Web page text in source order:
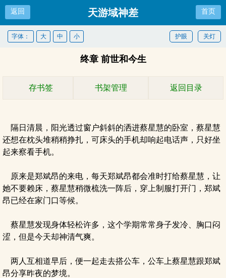
返回 天游域神差 首页
关灯
护眼
字体： 大 中 小
终章 前世和今生
存书签 书架管理 返回目录
隔日清晨，阳光透过窗户斜斜的洒进蔡星慧的卧室，蔡星慧
还想在枕头堆稍稍挣扎，可床头的手机却响起电话声，只好坐
起来察看手机。
原来是郑斌昂的来电，每天郑斌昂都会准时打给蔡星慧，让
她不要赖床，蔡星慧稍微梳洗一阵后，穿上制服打开门，郑斌
昂已经在家门口等候。
蔡星慧发现身体轻松许多，这个学期常常身子发冷、胸口闷
涩，但是今天却神清气爽。
两人互相道早后，便一起走去搭公车，公车上蔡星慧跟郑斌
昂分享昨夜的梦境。